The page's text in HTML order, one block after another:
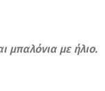
μπαλόνια με ήλιο.